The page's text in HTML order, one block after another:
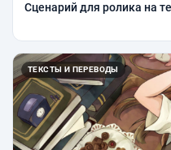
Сценарий для ролика на
ТЕКСТЫ И ПЕРЕВОДЫ